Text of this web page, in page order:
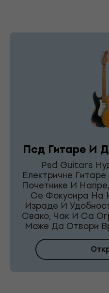
Псд Гитаре И
Psd Guitars
Електричне
Почетнике И
Се Фокусира На
Израде И
Свако, Чак И Са
Може Да Отвори